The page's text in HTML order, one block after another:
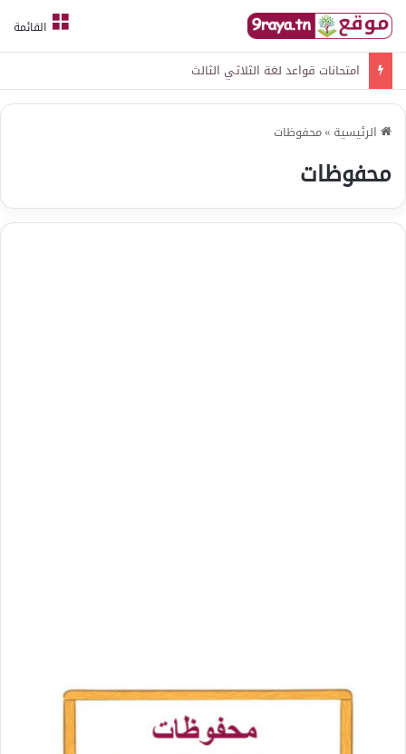
القائمة
امتحانات قواعد لغة الثلاثي الثالث
الرئيسية »محفوظات
محفوظات